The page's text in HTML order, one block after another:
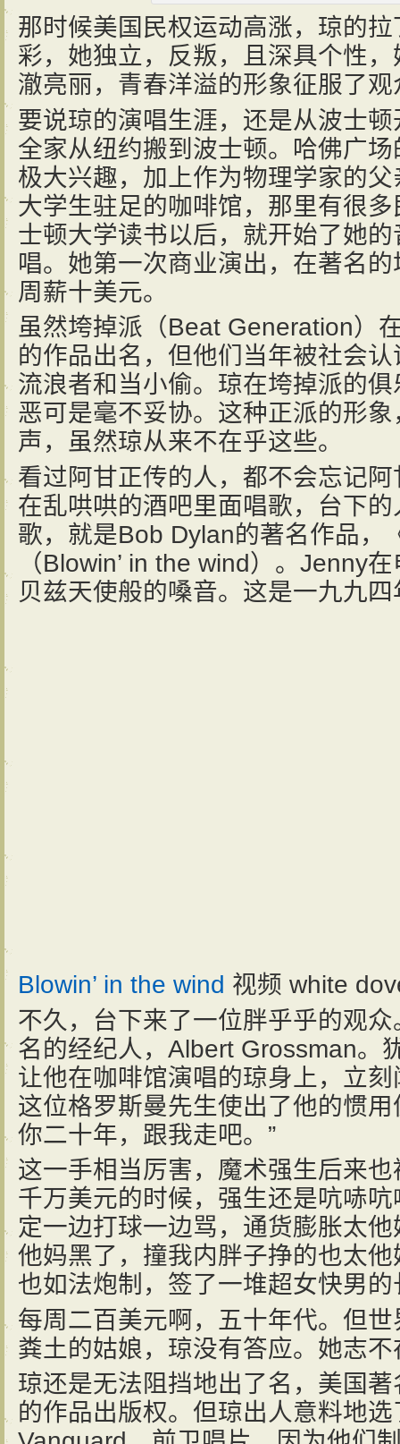
那时候美国民权运动高涨，琼的
彩，她独立，反叛，且深具个性
澈亮丽，青春洋溢的形象征服了观
要说琼的演唱生涯，还是从波士
全家从纽约搬到波士顿。哈佛广
极大兴趣，加上作为物理学家的
大学生驻足的咖啡馆，那里有很
士顿大学读书以后，就开始了她
唱。她第一次商业演出，在著名
周薪十美元。
虽然垮掉派（Beat Generation）
的作品出名，但他们当年被社会
流浪者和当小偷。琼在垮掉派的
恶可是毫不妥协。这种正派的形
声，虽然琼从来不在乎这些。
看过阿甘正传的人，都不会忘记
在乱哄哄的酒吧里面唱歌，台下
歌，就是Bob Dylan的著名作品，
（Blowin’ in the wind）。Jenny
贝兹天使般的嗓音。这是一九九
Blowin’ in the wind 视频 white
不久，台下来了一位胖乎乎的观
名的经纪人，Albert Grossman。
让他在咖啡馆演唱的琼身上，立
这位格罗斯曼先生使出了他的惯
你二十年，跟我走吧。”
这一手相当厉害，魔术强生后来
千万美元的时候，强生还是吭哧
定一边打球一边骂，通货膨胀太
他妈黑了，撞我内胖子挣的也太
也如法炮制，签了一堆超女快男
每周二百美元啊，五十年代。但
粪土的姑娘，琼没有答应。她志不
琼还是无法阻挡地出了名，美国
的作品出版权。但琼出人意料地